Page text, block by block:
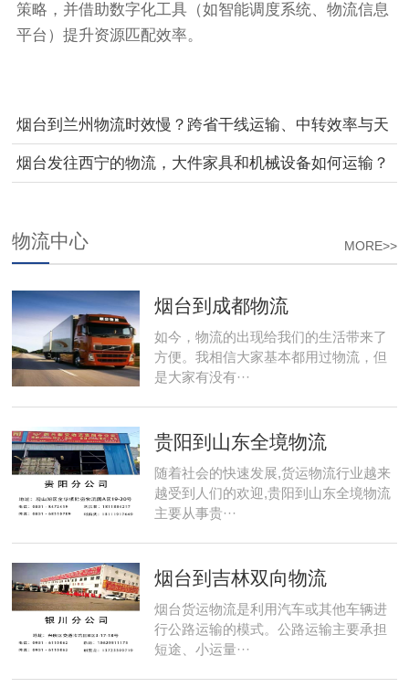
策略，并借助数字化工具（如智能调度系统、物流信息
平台）提升资源匹配效率。
烟台到兰州物流时效慢？跨省干线运输、中转效率与天
气影响因素分析
烟台发往西宁的物流，大件家具和机械设备如何运输？
MORE>>
物流中心
烟台到成都物流
如今，物流的出现给我们的生活带来了
方便。我相信大家基本都用过物流，但
是大家有没有···
贵阳到山东全境物流
随着社会的快速发展,货运物流行业越来
越受到人们的欢迎,贵阳到山东全境物流
主要从事贵···
烟台到吉林双向物流
烟台货运物流是利用汽车或其他车辆进
行公路运输的模式。公路运输主要承担
短途、小运量···